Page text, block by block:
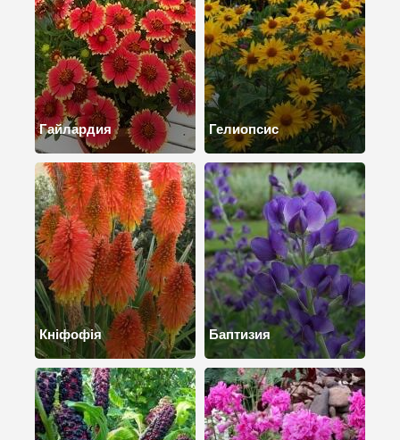
Гайлардия Гелиопсис
Кніфофія Баптизия